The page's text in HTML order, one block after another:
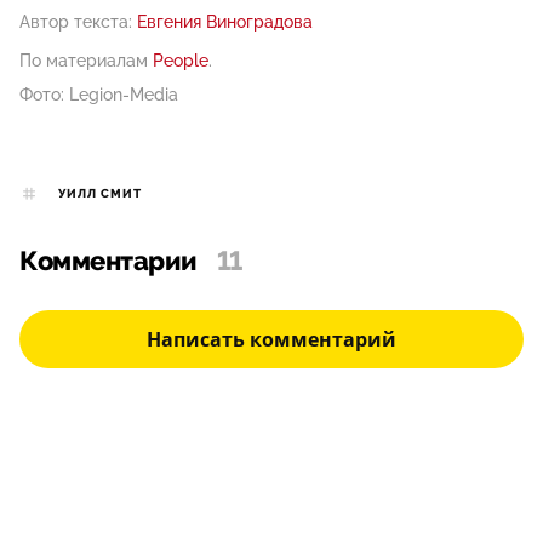
Автор текста: Евгения Виноградова
По материалам People.
Фото: Legion-Media
УИЛЛ СМИТ
Комментарии 11
Написать комментарий